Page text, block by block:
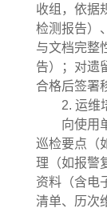
收组，依据
检测报告）
与文档完整
告）；对遗
合格后签署
2. 运维
向使用
巡检要点（
理（如报警
资料（含电
清单、历次